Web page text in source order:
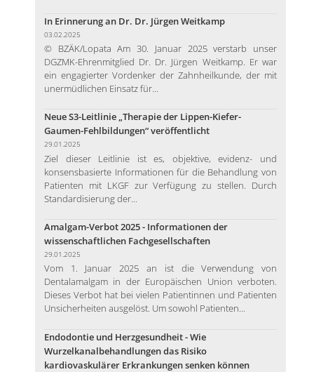
In Erinnerung an Dr. Dr. Jürgen Weitkamp
03.02.2025
© BZÄK/Lopata Am 30. Januar 2025 verstarb unser
DGZMK-Ehrenmitglied Dr. Dr. Jürgen Weitkamp. Er war
ein engagierter Vordenker der Zahnheilkunde, der mit
unermüdlichen Einsatz für...
Neue S3-Leitlinie „Therapie der Lippen-Kiefer-
Gaumen-Fehlbildungen“ veröffentlicht
29.01.2025
Ziel dieser Leitlinie ist es, objektive, evidenz- und
konsensbasierte Informationen für die Behandlung von
Patienten mit LKGF zur Verfügung zu stellen. Durch
Standardisierung der...
Amalgam-Verbot 2025 - Informationen der
wissenschaftlichen Fachgesellschaften
29.01.2025
Vom 1. Januar 2025 an ist die Verwendung von
Dentalamalgam in der Europäischen Union verboten.
Dieses Verbot hat bei vielen Patientinnen und Patienten
Unsicherheiten ausgelöst. Um sowohl Patienten...
Endodontie und Herzgesundheit - Wie
Wurzelkanalbehandlungen das Risiko
kardiovaskulärer Erkrankungen senken können